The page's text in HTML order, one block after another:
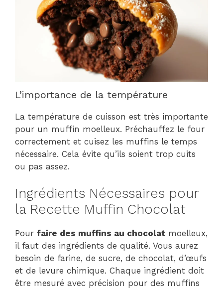
L’importance de la température
La température de cuisson est très importante
pour un muffin moelleux. Préchauffez le four
correctement et cuisez les muffins le temps
nécessaire. Cela évite qu’ils soient trop cuits
ou pas assez.
Ingrédients Nécessaires pour
la Recette Muffin Chocolat
Pour faire des muffins au chocolat moelleux,
il faut des ingrédients de qualité. Vous aurez
besoin de farine, de sucre, de chocolat, d’œufs
et de levure chimique. Chaque ingrédient doit
être mesuré avec précision pour des muffins